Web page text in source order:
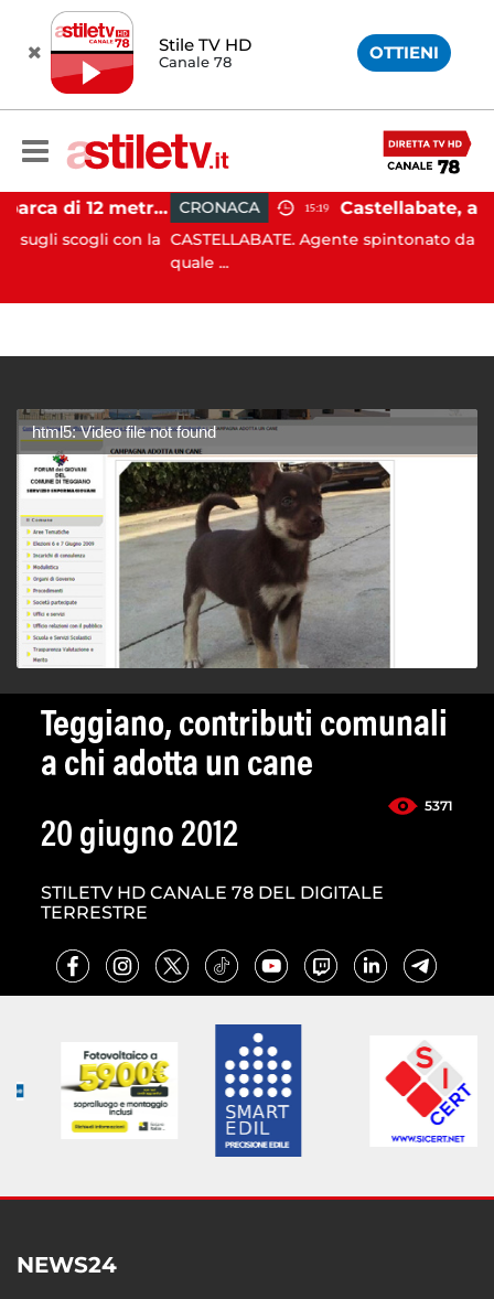
Stile TV HD
Canale 78 OTTIENI
Castellabate, barca di 12 metri resta incastrata sugli scogli: salvate 9 persone
con la
CRONACA 15:19
CASTELLABATE. Agente spintonato da un
html5: Video file not found
Teggiano, contributi comunali
a chi adotta un cane
5371
20 giugno 2012
STILETV HD CANALE 78 DEL DIGITALE
TERRESTRE
NEWS24